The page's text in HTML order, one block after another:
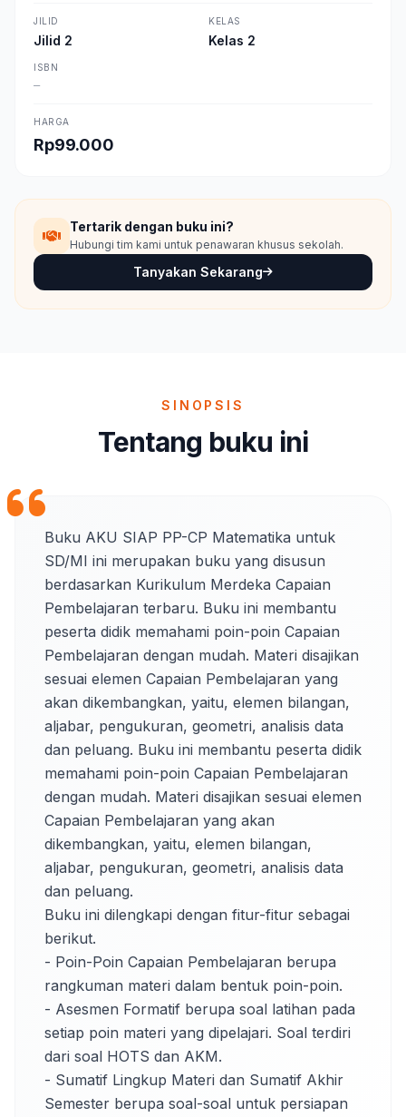
JILID
Jilid 2
KELAS
Kelas 2
ISBN
—
HARGA
Rp99.000
Tertarik dengan buku ini?
Hubungi tim kami untuk penawaran khusus sekolah.
Tanyakan Sekarang
SINOPSIS
Tentang buku ini
Buku AKU SIAP PP-CP Matematika untuk
SD/MI ini merupakan buku yang disusun
berdasarkan Kurikulum Merdeka Capaian
Pembelajaran terbaru. Buku ini membantu
peserta didik memahami poin-poin Capaian
Pembelajaran dengan mudah. Materi disajikan
sesuai elemen Capaian Pembelajaran yang
akan dikembangkan, yaitu, elemen bilangan,
aljabar, pengukuran, geometri, analisis data
dan peluang. Buku ini membantu peserta didik
memahami poin-poin Capaian Pembelajaran
dengan mudah. Materi disajikan sesuai elemen
Capaian Pembelajaran yang akan
dikembangkan, yaitu, elemen bilangan,
aljabar, pengukuran, geometri, analisis data
dan peluang.
Buku ini dilengkapi dengan fitur-fitur sebagai
berikut.
- Poin-Poin Capaian Pembelajaran berupa
rangkuman materi dalam bentuk poin-poin.
- Asesmen Formatif berupa soal latihan pada
setiap poin materi yang dipelajari. Soal terdiri
dari soal HOTS dan AKM.
- Sumatif Lingkup Materi dan Sumatif Akhir
Semester berupa soal-soal untuk persiapan